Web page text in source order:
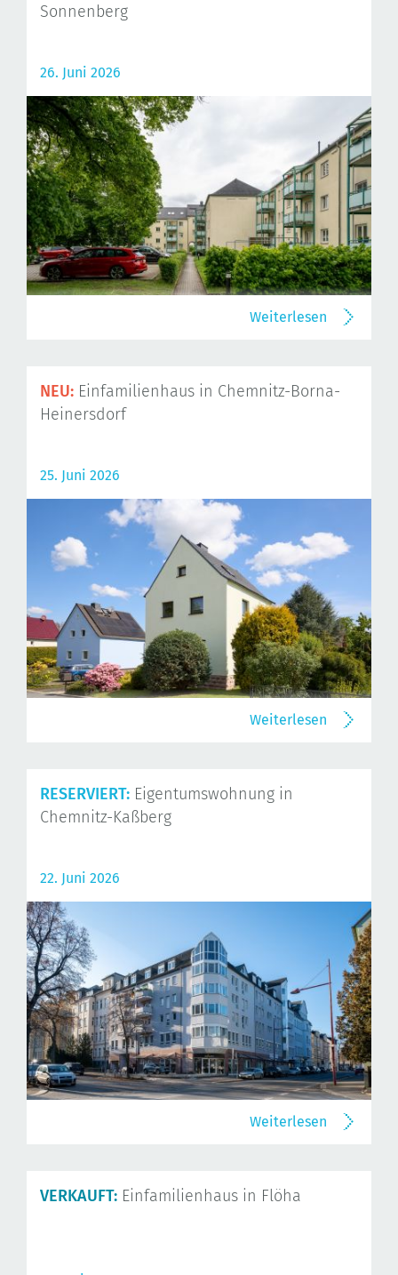
Sonnenberg
26. Juni 2026
Weiterlesen
NEU: Einfamilienhaus in Chemnitz-Borna-
Heinersdorf
25. Juni 2026
Weiterlesen
RESERVIERT: Eigentumswohnung in
Chemnitz-Kaßberg
22. Juni 2026
Weiterlesen
VERKAUFT: Einfamilienhaus in Flöha